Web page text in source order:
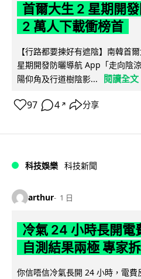
首爾大生 2 星期開
2 萬人下載衝榜首
【行路都要揀好有遮陰】南韓首
星期開發防曬導航 App「走向陰
陽仰角及行道樹陰影...
閱讀全文
97 4 ↗ 分享
科技娛樂 科技新聞
arthur 1 日
冷氣 24 小時長開電
自測結果兩極 專家
你信唔信冷氣長開 24 小時，電